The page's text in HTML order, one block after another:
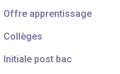
Offre apprentissage
Collèges
Initiale post bac